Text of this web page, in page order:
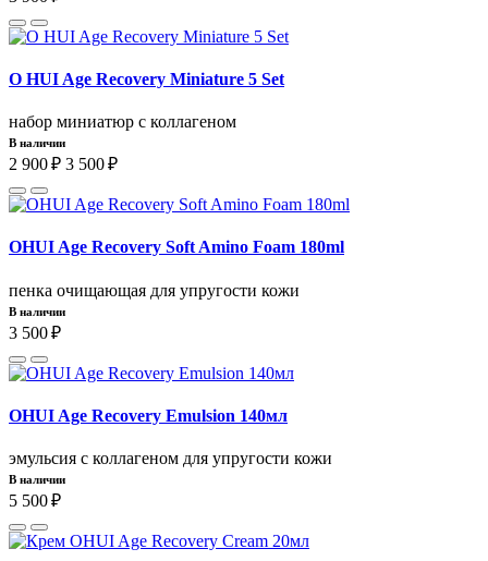
O HUI Age Recovery Miniature 5 Set
набор миниатюр с коллагеном
В наличии
2 900 ₽ 3 500 ₽
OHUI Age Recovery Soft Amino Foam 180ml
пенка очищающая для упругости кожи
В наличии
3 500 ₽
OHUI Age Recovery Emulsion 140мл
эмульсия с коллагеном для упругости кожи
В наличии
5 500 ₽